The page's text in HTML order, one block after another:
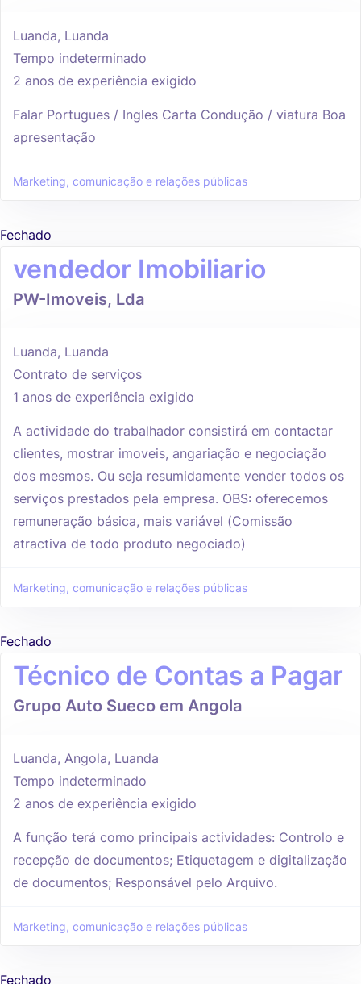
Luanda, Luanda
Tempo indeterminado
2 anos de experiência exigido
Falar Portugues / Ingles Carta Condução / viatura Boa
apresentação
Marketing, comunicação e relações públicas
Fechado
vendedor Imobiliario
PW-Imoveis, Lda
Luanda, Luanda
Contrato de serviços
1 anos de experiência exigido
A actividade do trabalhador consistirá em contactar
clientes, mostrar imoveis, angariação e negociação
dos mesmos. Ou seja resumidamente vender todos os
serviços prestados pela empresa. OBS: oferecemos
remuneração básica, mais variável (Comissão
atractiva de todo produto negociado)
Marketing, comunicação e relações públicas
Fechado
Técnico de Contas a Pagar
Grupo Auto Sueco em Angola
Luanda, Angola, Luanda
Tempo indeterminado
2 anos de experiência exigido
A função terá como principais actividades: Controlo e
recepção de documentos; Etiquetagem e digitalização
de documentos; Responsável pelo Arquivo.
Marketing, comunicação e relações públicas
Fechado